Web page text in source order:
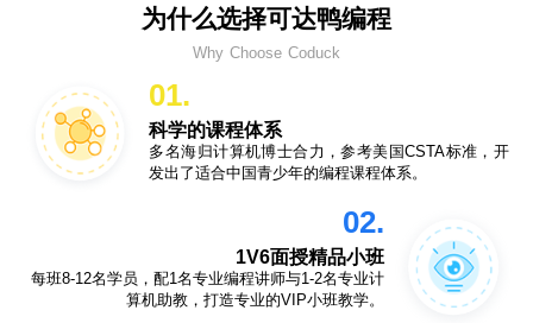
为什么选择可达鸭编程
Why Choose Coduck
01.
科学的课程体系
多名海归计算机博士合力，参考美国CSTA标准，开
发出了适合中国青少年的编程课程体系。
02.
1V6面授精品小班
每班8-12名学员，配1名专业编程讲师与1-2名专业计
算机助教，打造专业的VIP小班教学。